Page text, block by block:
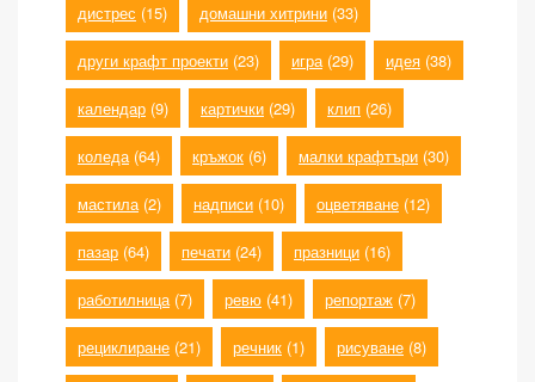
дистрес (15) домашни хитрини (33)
други крафт проекти (23) игра (29) идея (38)
календар (9) картички (29) клип (26)
коледа (64) кръжок (6) малки крафтъри (30)
мастила (2) надписи (10) оцветяване (12)
пазар (64) печати (24) празници (16)
работилница (7) ревю (41) репортаж (7)
рециклиране (21) речник (1) рисуване (8)